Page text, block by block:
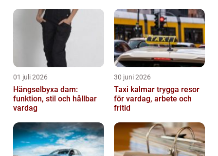
01 juli 2026
Hängselbyxa dam:
funktion, stil och hållbar
vardag
30 juni 2026
Taxi kalmar trygga resor
för vardag, arbete och
fritid